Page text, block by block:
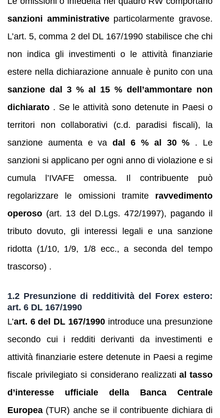
sanzioni amministrativeparticolarmente gravose.
L’art. 5, comma 2 del DL 167/1990 stabilisce che chi
non indica gli investimenti o le attività finanziarie
estere nella dichiarazione annuale è punito con una
sanzione dal 3 % al 15 % dell’ammontare non
dichiarato . Se le attività sono detenute in Paesi o
territori non collaborativi (c.d. paradisi fiscali), la
sanzione aumenta e vadal 6 % al 30 % . Le
sanzioni si applicano per ogni anno di violazione e si
cumula l’IVAFE omessa. Il contribuente può
regolarizzare le omissioni tramite ravvedimento
operoso (art. 13 del D.Lgs. 472/1997), pagando il
tributo dovuto, gli interessi legali e una sanzione
ridotta (1/10, 1/9, 1/8 ecc., a seconda del tempo
trascorso) .
1.2 Presunzione di redditività del Forex estero:
art. 6 DL 167/1990
L’art. 6 del DL 167/1990introduce una presunzione
secondo cui i redditi derivanti da investimenti e
attività finanziarie estere detenute in Paesi a regime
fiscale privilegiato si considerano realizzati al tasso
d’interesse ufficiale della Banca Centrale
Europea (TUR) anche se il contribuente dichiara di